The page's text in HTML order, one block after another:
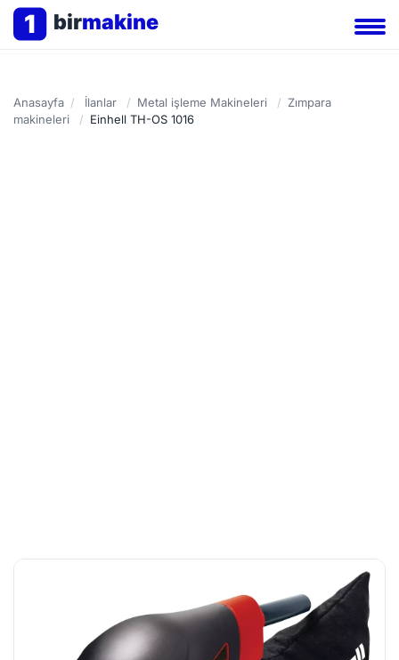
1 birmakine
Anasayfa / İlanlar / Metal işleme Makineleri / Zımpara
makineleri
/ Einhell TH-OS 1016